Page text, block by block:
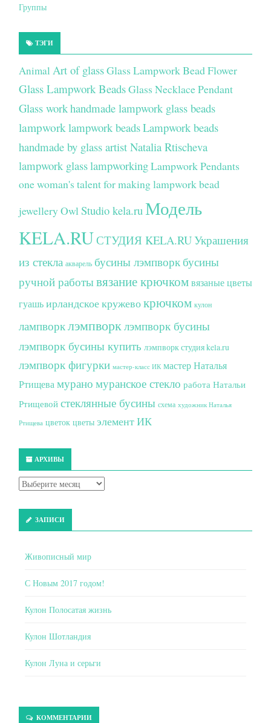
Группы
ТЭГИ
Animal Art of glassGlass Lampwork Bead Flower
Glass Lampwork BeadsGlass Necklace Pendant
Glass workhandmade lampwork glass beads
lampwork lampwork beadsLampwork beads
handmade by glass artist Natalia Rtischeva
lampwork glasslampworkingLampwork Pendants
one woman's talent for making lampwork bead
jewelleryOwl Studio kela.ru Модель
KELA.RUСТУДИЯ KELA.RUУкрашения
из стекла акварель бусины лэмпворк бусины
ручной работывязание крючкомвязаные цветы
гуашьирландское кружевокрючком кулон
лампворклэмпворк лэмпворк бусины
лэмпворк бусины купить лэмпворк студия kela.ru
лэмпворк фигурки мастер-класс ИК мастер Наталья
Ртищевамурано муранское стекло работа Натальи
Ртищевой стеклянные бусины схема художник Наталья
Ртищева цветок цветы элемент ИК
АРХИВЫ
ЗАПИСИ
Живописный мир
С Новым 2017 годом!
Кулон Полосатая жизнь
Кулон Шотландия
Кулон Луна и серьги
КОММЕНТАРИИ